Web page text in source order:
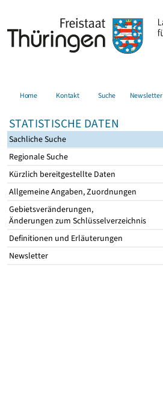
Home Kontakt Suche Newsletter
STATISTISCHE DATEN
Sachliche Suche
Regionale Suche
Kürzlich bereitgestellte Daten
Allgemeine Angaben, Zuordnungen
Gebietsveränderungen,
Änderungen zum Schlüsselverzeichnis
Definitionen und Erläuterungen
Newsletter